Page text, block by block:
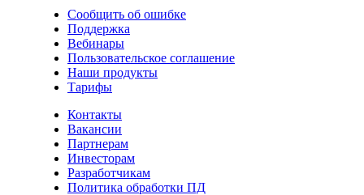
Сообщить об ошибке
Поддержка
Вебинары
Пользовательское соглашение
Наши продукты
Тарифы
Контакты
Вакансии
Партнерам
Инвесторам
Разработчикам
Политика обработки ПД